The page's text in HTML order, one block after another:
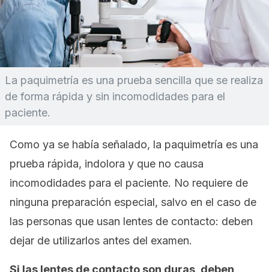
La paquimetría es una prueba sencilla que se realiza
de forma rápida y sin incomodidades para el
paciente.
Como ya se había señalado, la paquimetría es una
prueba rápida, indolora y que no causa
incomodidades para el paciente. No requiere de
ninguna preparación especial, salvo en el caso de
las personas que usan lentes de contacto: deben
dejar de utilizarlos antes del examen.
Si las lentes de contacto son duras, deben